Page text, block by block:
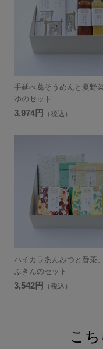
手延べ葛そうめんと夏野
ゆのセット
3,974円 （税込）
ハイカラあんみつと番茶
ふきんのセット
3,542円 （税込）
こ